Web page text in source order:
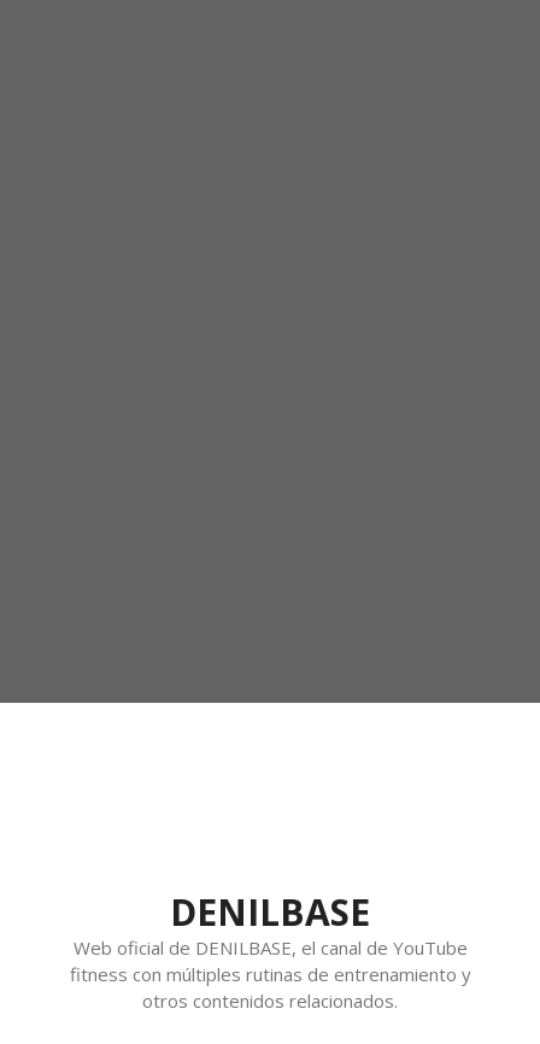
DENILBASE
Web oficial de DENILBASE, el canal de YouTube
fitness con múltiples rutinas de entrenamiento y
otros contenidos relacionados.